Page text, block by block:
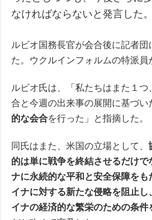
なければならないと発言した。
ルビオ国務長官が会合後に記者団
た。ウクルインフォルムの特派員
ルビオ氏は、「私たちはまた１つ
合と今週の出来事の展開に基づい
的な会合を行った」と指摘した。
同氏はまた、米国の立場として、
的は単に戦争を終結させるだけで
ナに永続的な平和と安全保障をも
イナに対する新たな侵略を阻止し
イナの経済的な繁栄のための条件